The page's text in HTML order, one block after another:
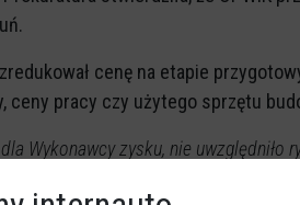
cenę na etapie
pracy czy użytego sprzętu
Wykonawcy zysku, nie uwzględniło
gruntu w zakresie przekraczającym